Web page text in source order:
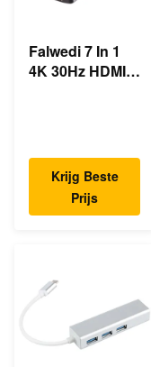
Falwedi 7 In 1
4K 30Hz HDMI
Krijg Beste
Prijs